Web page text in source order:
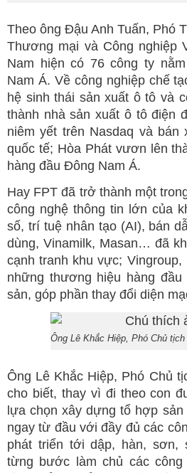
Theo ông Đậu Anh Tuấn, Phó
Thương mại và Công nghiệp
Nam hiện có 76 công ty
Nam Á. Về công nghiệp chế
hệ sinh thái sản xuất ô tô và
thành nhà sản xuất ô tô điện
niêm yết trên Nasdaq và
quốc tế; Hòa Phát vươn lên
hàng đầu Đông Nam Á.
Hay FPT đã trở thành một
công nghệ thông tin lớn của
số, trí tuệ nhân tạo (AI), bán
dùng, Vinamilk, Masan… đã
cạnh tranh khu vực;
những thương hiệu hàng
sản, góp phần thay đổi diện
Ông Lê Khắc Hiệp, Phó Chủ tịch
Ông Lê Khắc Hiệp, Phó Chủ
cho biết, thay vì đi theo con
lựa chọn xây dựng tổ hợp
ngay từ đầu với đầy đủ các
phát triển tới dập, hàn, sơn,
từng bước làm chủ các